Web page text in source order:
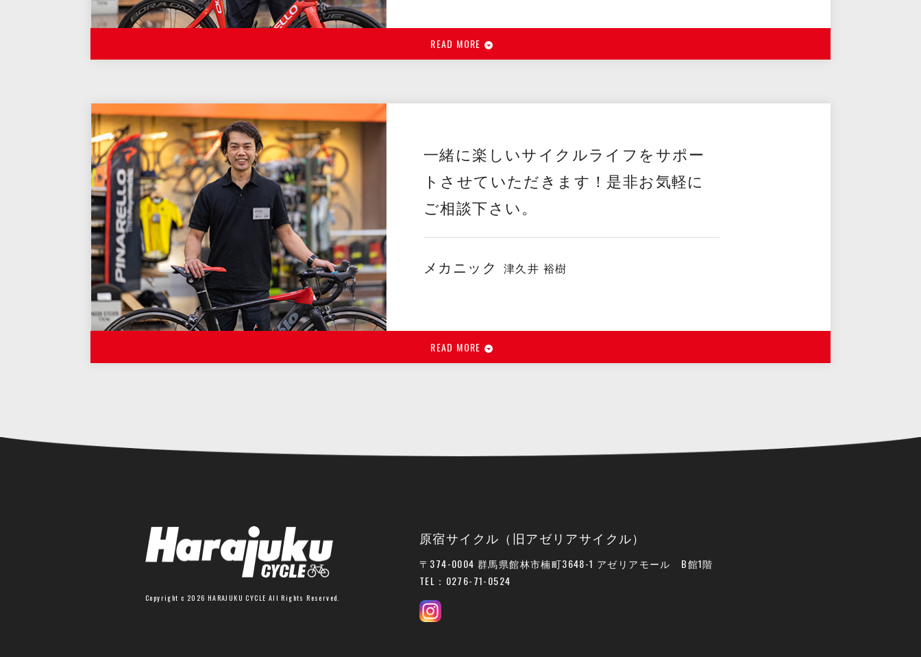
READ MORE
一緒に楽しいサイクルライフをサポー
トさせていただきます！是非お気軽に
ご相談下さい。
メカニック 津久井 裕樹
READ MORE
Copyright c 2026 HARAJUKU CYCLE All Rights Reserved.
原宿サイクル（旧アゼリアサイクル）
〒374-0004 群馬県館林市楠町3648-1 アゼリアモール B館1階
TEL： 0276-71-0524